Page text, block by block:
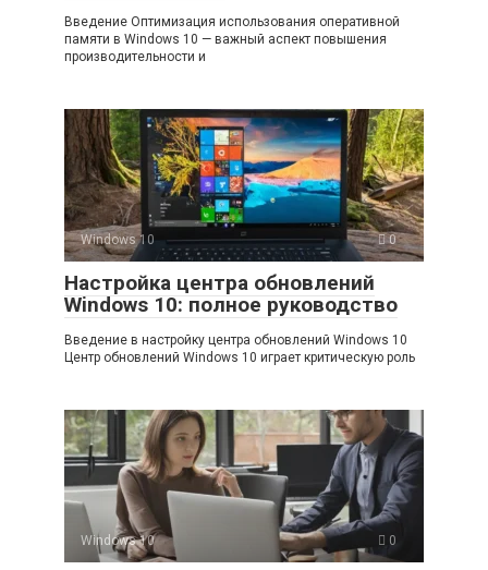
Введение Оптимизация использования оперативной
памяти в Windows 10 — важный аспект повышения
производительности и
Windows 10 0
Настройка центра обновлений
Windows 10: полное руководство
Введение в настройку центра обновлений Windows 10
Центр обновлений Windows 10 играет критическую роль
Windows 10 0